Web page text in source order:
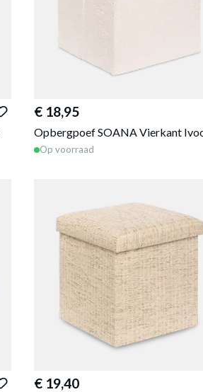
€ 18,95
Opbergpoef SOANA Vierkant
Op voorraad
€ 19,40